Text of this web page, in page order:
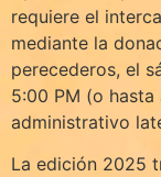
requiere el
mediante la
perecederos, el
5:00 PM (o
administrativo
La edición 2025